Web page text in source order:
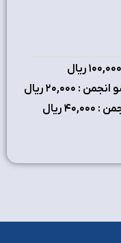
۲٠,٠٠٠ ریال
ریال